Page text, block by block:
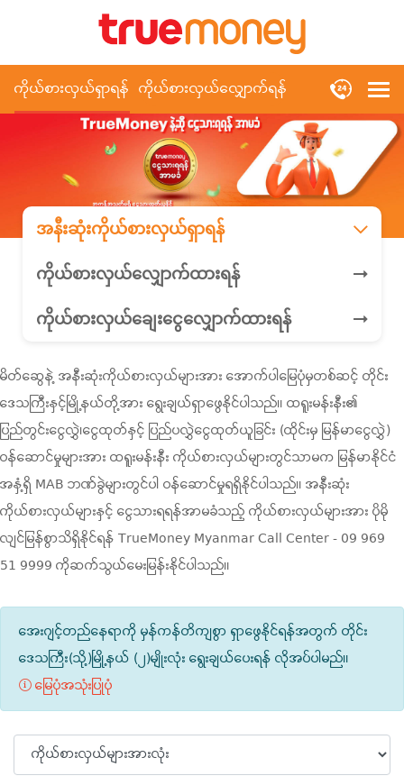
ကိုယ်စားလှယ်ရှာရန် ကိုယ်စားလှယ်လျှောက်ရန်
အနီးဆုံးကိုယ်စားလှယ်ရှာရန်
ကိုယ်စားလှယ်လျှောက်ထားရန်
ကိုယ်စားလှယ်ချေးငွေလျှောက်ထားရန်
မိတ်ဆွေနဲ့ အနီးဆုံးကိုယ်စားလှယ်များအား အောက်ပါမြေပုံမှတစ်ဆင့် တိုင်း
ဒေသကြီးနှင့်မြို့နယ်တို့အား ရွေးချယ်ရှာဖွေနိုင်ပါသည်။ ထရူးမန်းနီး၏
ပြည်တွင်းငွေလွှဲ၊ငွေထုတ်နှင့် ပြည်ပလွှဲငွေထုတ်ယူခြင်း (ထိုင်းမှ မြန်မာငွေလွှဲ)
ဝန်ဆောင်မှုများအား ထရူးမန်းနီး ကိုယ်စားလှယ်များတွင်သာမက မြန်မာနိုင်ငံ
အနှံ့ရှိ MAB ဘဏ်ခွဲများတွင်ပါ ဝန်ဆောင်မှုရရှိနိုင်ပါသည်။ အနီးဆုံး
ကိုယ်စားလှယ်များနှင့် ငွေသားရရန်အာမခံသည့် ကိုယ်စားလှယ်များအား ပိုမို
လျင်မြန်စွာသိရှိနိုင်ရန် TrueMoney Myanmar Call Center - 09 969
51 9999 ကိုဆက်သွယ်‌မေးမြန်းနိုင်ပါသည်။
အေးဂျင့်တည်နေရာကို မှန်ကန်တိကျစွာ ရှာဖွေနိုင်ရန်အတွက် တိုင်း
ဒေသကြီး(သို့)မြို့နယ် (၂)မျိုးလုံး ရွေးချယ်‌ပေးရန် လိုအပ်ပါမည်။
မြေပုံအသုံးပြုပုံ